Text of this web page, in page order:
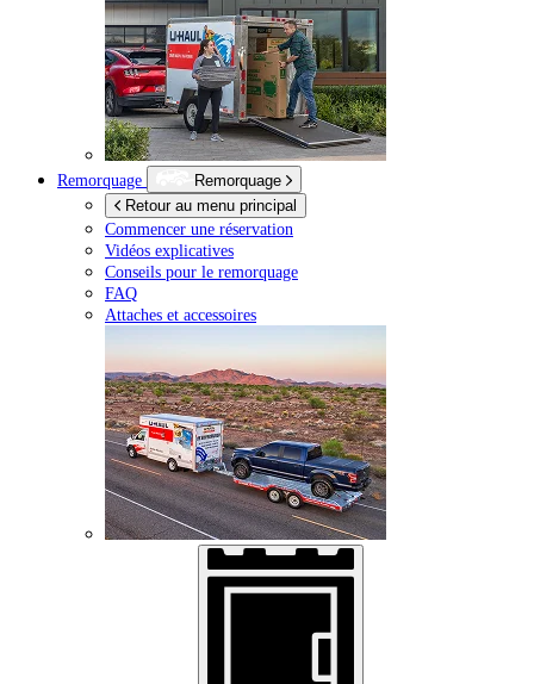
Remorquage
Remorquage
Retour au menu principal
Commencer une réservation
Vidéos explicatives
Conseils pour le remorquage
FAQ
Attaches et accessoires